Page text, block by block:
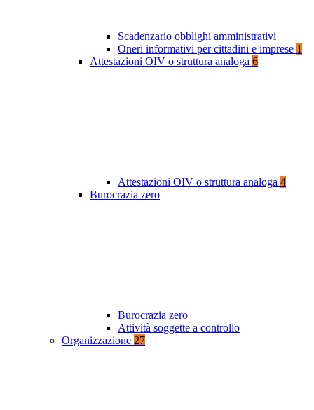
Scadenzario obblighi amministrativi
Oneri informativi per cittadini e imprese 1
Attestazioni OIV o struttura analoga 6
Attestazioni OIV o struttura analoga 4
Burocrazia zero
Burocrazia zero
Attività soggette a controllo
Organizzazione 27